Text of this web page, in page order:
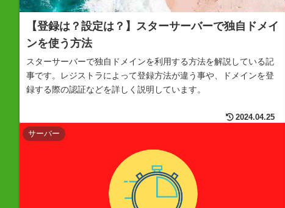
【登録は？設定は？】スターサーバーで独自ドメイ
ンを使う方法
スターサーバーで独自ドメインを利用する方法を解説している記
事です。レジストラによって登録方法が違う事や、ドメインを登
録する際の認証などを詳しく説明しています。
2024.04.25
サーバー